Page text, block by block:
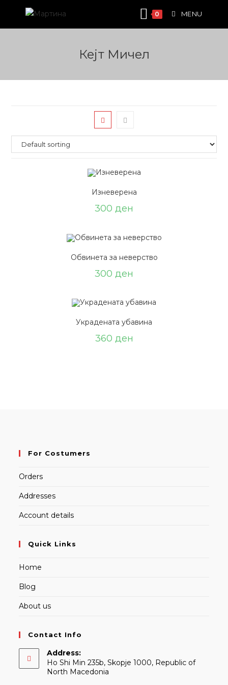
content
0 MENU
Кејт Мичел
Изневерена
300 ден
Обвинета за неверство
300 ден
Украдената убавина
360 ден
For Costumers
Orders
Addresses
Account details
Quick Links
Home
Blog
About us
Contact Info
Address:
Ho Shi Min 235b, Skopje 1000, Republic of
North Macedonia